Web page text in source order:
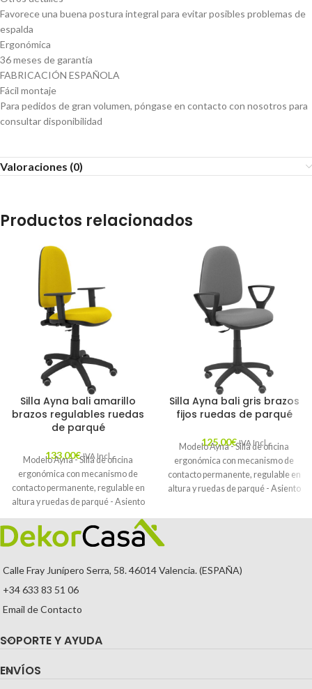
Favorece una buena postura integral para evitar posibles problemas de
espalda
Ergonómica
36 meses de garantía
FABRICACIÓN ESPAÑOLA
Fácil montaje
Para pedidos de gran volumen, póngase en contacto con nosotros para
consultar disponibilidad
Valoraciones (0)
Productos relacionados
Silla Ayna bali amarillo
brazos regulables ruedas
de parqué
133,00€ IVA Incl.
Modelo Ayna - Silla de oficina
ergonómica con mecanismo de
contacto permanente, regulable en
altura y ruedas de parqué - Asiento
y respaldo tapizados en tejido BALI
color amarillo (BRAZOS
REGULABLES EN ALTURA)
Silla Ayna bali gris brazos
fijos ruedas de parqué
125,00€ IVA Incl.
Modelo Ayna - Silla de oficina
ergonómica con mecanismo de
contacto permanente, regulable en
altura y ruedas de parqué - Asiento
color gris (BRAZOS FIJOS
Calle Fray Junípero Serra, 58. 46014 Valencia. (ESPAÑA)
+34 633 83 51 06
Email de Contacto
SOPORTE Y AYUDA
ENVÍOS